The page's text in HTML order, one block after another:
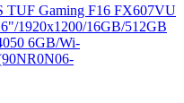
TUF Gaming F16 FX607VU
1920x1200/16GB/512GB
6GB/Wi-